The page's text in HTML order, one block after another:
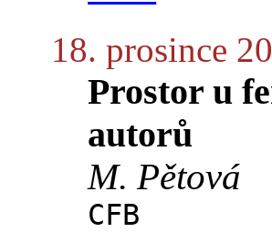
18. prosince
Prostor u
autorů
M. Pětová
CFB